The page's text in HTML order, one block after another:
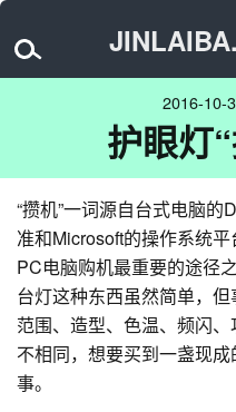
2016-10-
护眼灯
“攒机”一词源自台式电脑
准和Microsoft的操作系统
PC电脑购机最重要的途径之
台灯这种东西虽然简单，
范围、造型、色温、频闪
不相同，想要买到一盏现
事。